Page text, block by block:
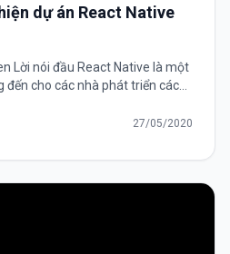
dự án React Native
Lời nói đầu React Native là một
cho các nhà phát triển cách
27/05/2020